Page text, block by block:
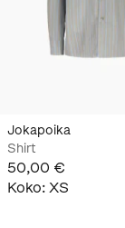
Jokapoika
Shirt
50,00 €
Koko: XS